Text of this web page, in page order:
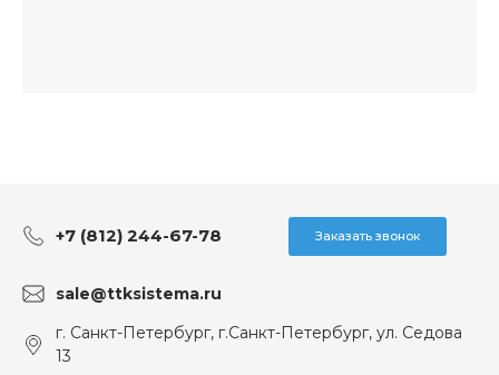
+7 (812) 244-67-78 Заказать звонок
sale@ttksistema.ru
г. Санкт-Петербург, г.Санкт-Петербург, ул. Седова
13